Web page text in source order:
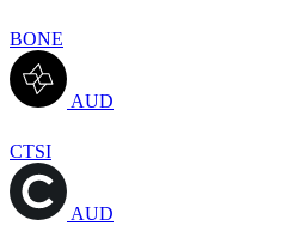
BONE
AUD
CTSI
AUD